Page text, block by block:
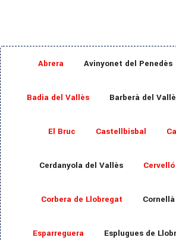
Abrera Avinyonet del Penedès
Badia del Vallès Barberà del
El Bruc Castellbisbal
Cerdanyola del Vallès Cervelló
Corbera de Llobregat
Esparreguera Esplugues de